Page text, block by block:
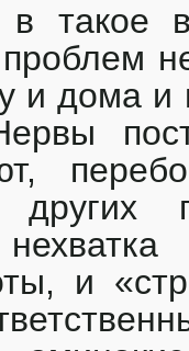
такое
и дома и
и